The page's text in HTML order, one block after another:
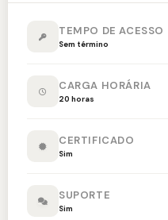
TEMPO DE ACESSO
Sem término
CARGA HORÁRIA
20 horas
CERTIFICADO
Sim
SUPORTE
Sim